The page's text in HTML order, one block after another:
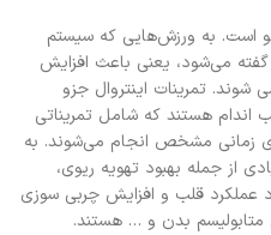
است. به ورزش‌هایی که سیستم
گفته می‌شود، یعنی باعث افزایش
تمرینات اینتروال جزو
اندام هستند که شامل تمریناتی
زمانی مشخص انجام می‌شوند. به
از جمله بهبود تهویه ریوی،
عملکرد قلب و افزایش چربی سوزی
متابولیسم بدن و … هستند.